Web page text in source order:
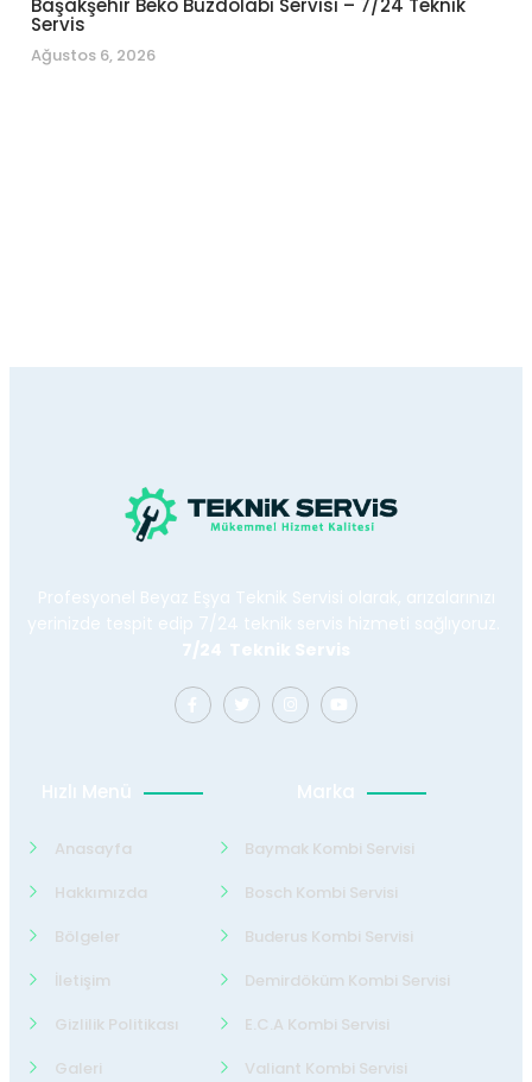
Başakşehir Beko Buzdolabı Servisi – 7/24 Teknik
Servis
Ağustos 6, 2026
Profesyonel Beyaz Eşya Teknik Servisi olarak, arızalarınızı
yerinizde tespit edip 7/24 teknik servis hizmeti sağlıyoruz.
7/24 Teknik Servis
Hızlı Menü
Anasayfa
Hakkımızda
Bölgeler
İletişim
Gizlilik Politikası
Galeri
Marka
Baymak Kombi Servisi
Bosch Kombi Servisi
Buderus Kombi Servisi
Demirdöküm Kombi Servisi
E.C.A Kombi Servisi
Valiant Kombi Servisi